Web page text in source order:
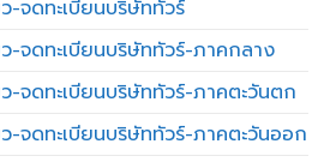
-จดทะเบียนบริษัททัวร์
-จดทะเบียนบริษัททัวร์-ภาคกลาง
-จดทะเบียนบริษัททัวร์-ภาคตะวันตก
-จดทะเบียนบริษัททัวร์-ภาคตะวันออก